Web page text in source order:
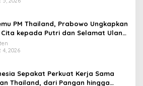
PM Thailand, Prabowo Ungkapkan
Cita kepada Putri dan Selamat Ulang
ke Raja Thailand
4, 2026
Sepakat Perkuat Kerja Sama
Thailand, dari Pangan hingga